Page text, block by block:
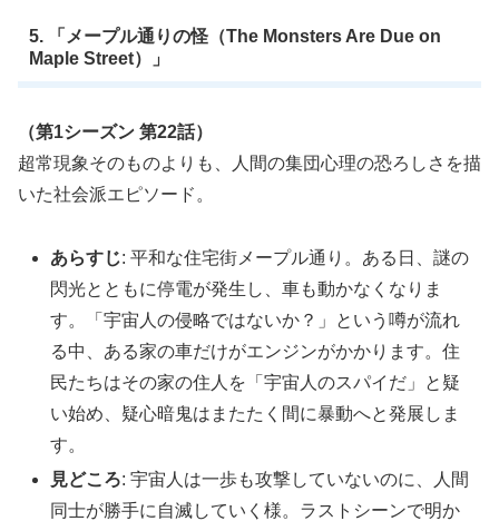
5. 「メープル通りの怪（The Monsters Are Due on
Maple Street）」
（第1シーズン 第22話）
超常現象そのものよりも、人間の集団心理の恐ろしさを描
いた社会派エピソード。
あらすじ: 平和な住宅街メープル通り。ある日、謎の
閃光とともに停電が発生し、車も動かなくなりま
す。「宇宙人の侵略ではないか？」という噂が流れ
る中、ある家の車だけがエンジンがかかります。住
民たちはその家の住人を「宇宙人のスパイだ」と疑
い始め、疑心暗鬼はまたたく間に暴動へと発展しま
す。
見どころ: 宇宙人は一歩も攻撃していないのに、人間
同士が勝手に自滅していく様。ラストシーンで明か